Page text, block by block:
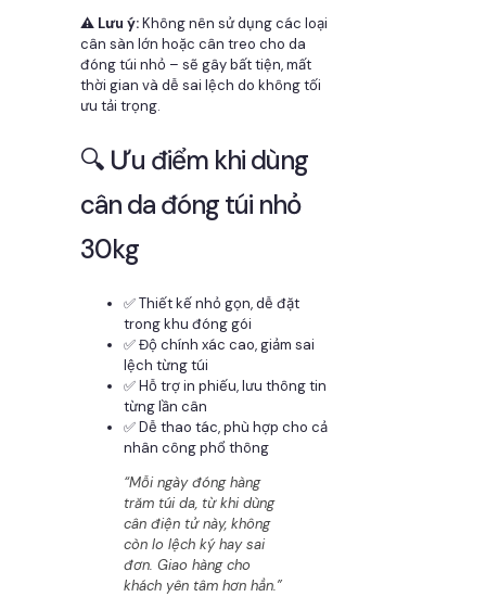
⚠️ Lưu ý:Không nên sử dụng các loại
cân sàn lớn hoặc cân treo cho da
đóng túi nhỏ – sẽ gây bất tiện, mất
thời gian và dễ sai lệch do không tối
ưu tải trọng.
🔍 Ưu điểm khi dùng
cân da đóng túi nhỏ
30kg
✅ Thiết kế nhỏ gọn, dễ đặt
trong khu đóng gói
✅ Độ chính xác cao, giảm sai
lệch từng túi
✅ Hỗ trợ in phiếu, lưu thông tin
từng lần cân
✅ Dễ thao tác, phù hợp cho cả
nhân công phổ thông
“Mỗi ngày đóng hàng
trăm túi da, từ khi dùng
cân điện tử này, không
còn lo lệch ký hay sai
đơn. Giao hàng cho
khách yên tâm hơn hẳn.”